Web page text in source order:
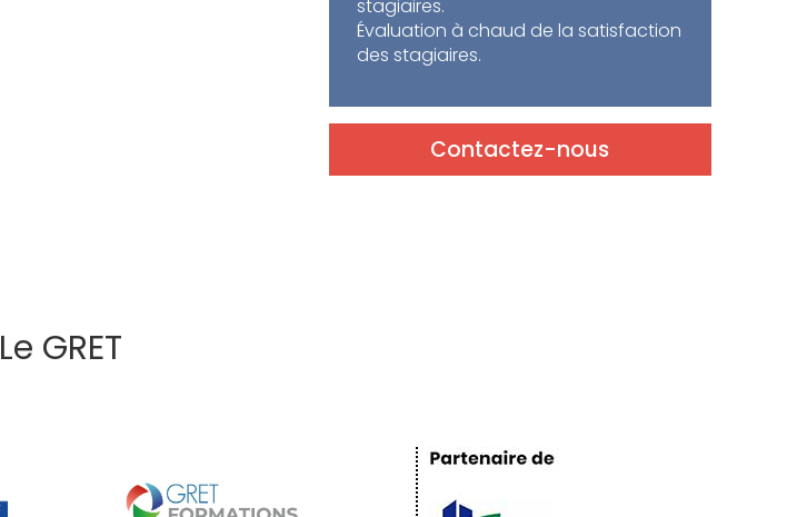
stagiaires.
Évaluation à chaud de la satisfaction
des stagiaires.
Contactez-nous
Le GRET